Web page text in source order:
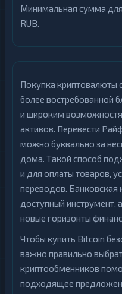
Минимальная сумма
RUB.
Покупка криптовалюты
более востребованной
и широким
активов. Перевести
можно буквально за
дома. Такой способ
и для оплаты товаров,
переводов. Банковская
доступный инструмент,
новые горизонты
Чтобы купить Bitcoin
важно правильно
криптообменников
подходящее